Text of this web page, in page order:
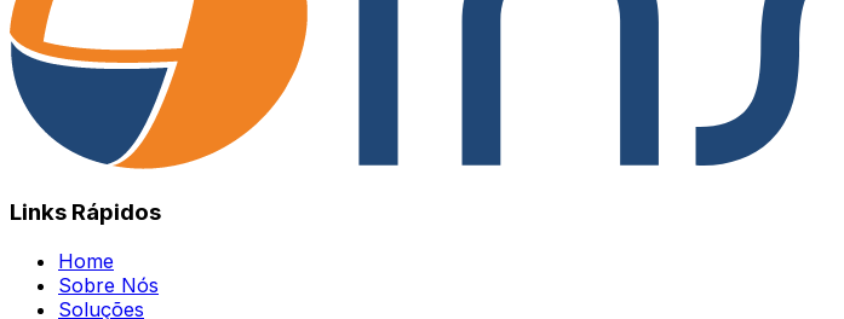
Links Rápidos
Home
Sobre Nós
Soluções